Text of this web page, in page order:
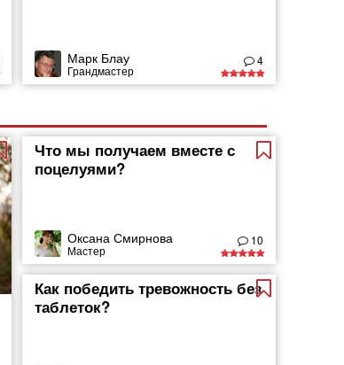
Марк Блау
Грандмастер
4
Что мы получаем вместе с
поцелуями?
Оксана Смирнова
Мастер
10
Как победить тревожность без
таблеток?